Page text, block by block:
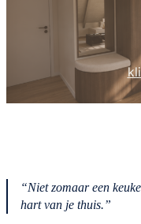
“Niet zomaar een
hart van je thuis.”